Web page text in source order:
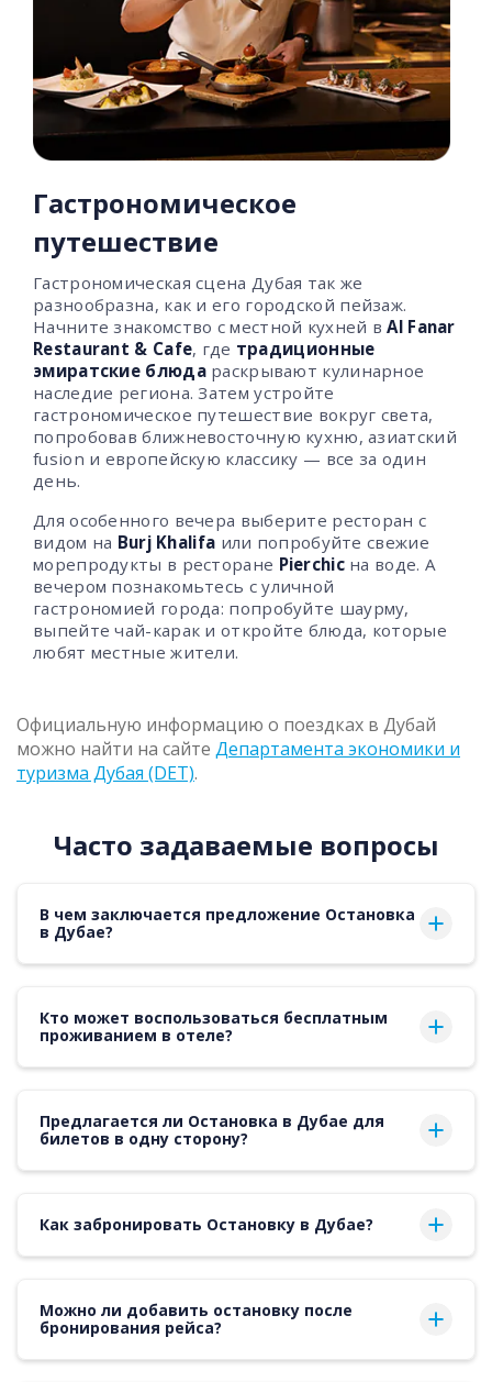
Гастрономическое
путешествие
Гастрономическая сцена Дубая так же
разнообразна, как и его городской пейзаж.
Начните знакомство с местной кухней вAl Fanar
Restaurant & Cafe, где традиционные
эмиратские блюдараскрывают кулинарное
наследие региона. Затем устройте
гастрономическое путешествие вокруг света,
попробовав ближневосточную кухню, азиатский
fusion и европейскую классику — все за один
день.
Для особенного вечера выберите ресторан с
видом на Burj Khalifa или попробуйте свежие
морепродукты в ресторане Pierchicна воде. А
вечером познакомьтесь с уличной
гастрономией города: попробуйте шаурму,
выпейте чай-карак и откройте блюда, которые
любят местные жители.
Официальную информацию о поездках в Дубай
можно найти на сайте Департамента экономики и
туризма Дубая (DET).
Часто задаваемые вопросы
В чем заключается предложение Остановка
в Дубае?
Кто может воспользоваться бесплатным
проживанием в отеле?
Предлагается ли Остановка в Дубае для
билетов в одну сторону?
Как забронировать Остановку в Дубае?
Можно ли добавить остановку после
бронирования рейса?